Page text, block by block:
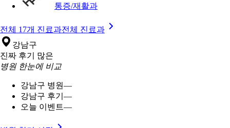
통증/재활과
전체 17개 진료과전체 진료과
강남구
진짜 후기 많은
병원 한눈에 비교
강남구 병원—
강남구 후기 —
오늘 이벤트—